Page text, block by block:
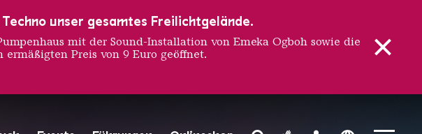
unser gesamtes Freilichtgelände.
mit der Sound-Installation von Emeka Ogboh sowie die
Preis von 9 Euro geöffnet.